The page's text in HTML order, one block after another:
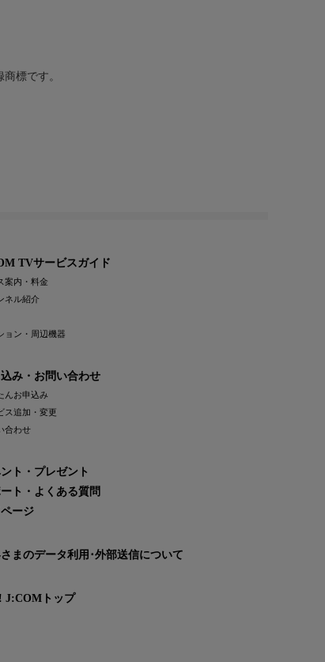
標です。
TVサービスガイド
案内・料金
ネル紹介
ョン・周辺機器
み・お問い合わせ
んお申込み
ス追加・変更
合わせ
ト・プレゼント
ト・よくある質問
ージ
まのデータ利用･外部送信について
J:COMトップ